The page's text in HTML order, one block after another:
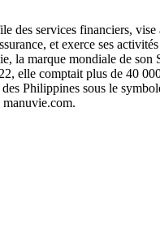
services financiers,
et exerce ses
la marque mondiale de
elle comptait plus de 40
Philippines sous le
manuvie.com.